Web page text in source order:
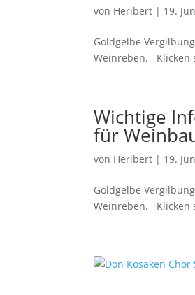
von Heribert | 19.
Goldgelbe
Weinreben. Klicken
Wichtige
für
von Heribert | 19.
Goldgelbe
Weinreben. Klicken